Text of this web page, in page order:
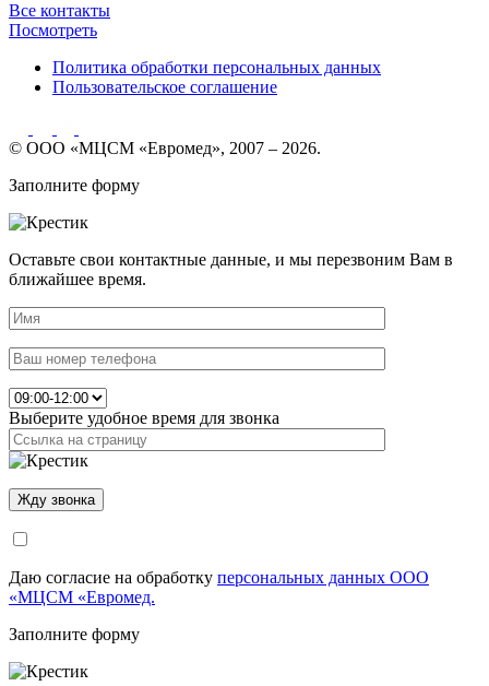
Все контакты
Посмотреть
Политика обработки персональных данных
Пользовательское соглашение
© ООО «МЦСМ «Евромед», 2007 – 2026.
Заполните форму
Оставьте свои контактные данные, и мы перезвоним Вам в
ближайшее время.
Выберите удобное время для звонка
Даю согласие на обработку персональных данных ООО
«МЦСМ «Евромед.
Заполните форму